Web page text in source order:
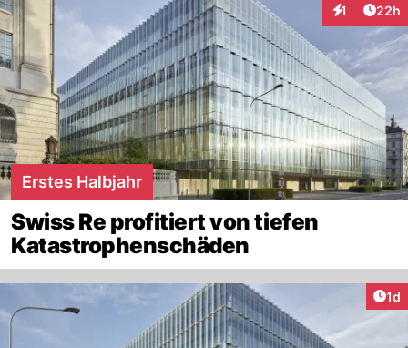
1
Interaktionen
22h
Erstes Halbjahr
Swiss Re profitiert von tiefen
Katastrophenschäden
1d